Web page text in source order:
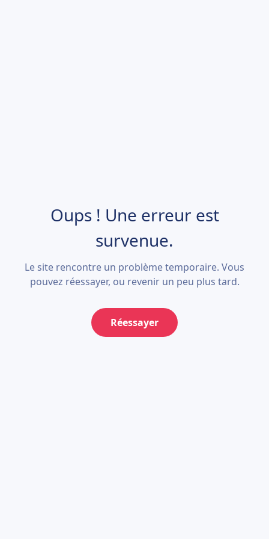
Oups ! Une erreur est
survenue.
Le site rencontre un problème temporaire. Vous
pouvez réessayer, ou revenir un peu plus tard.
Réessayer